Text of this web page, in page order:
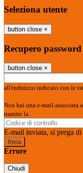
Seleziona utente
button close ×
Recupero password
button close ×
all'indirizzo indicato con le
Non hai una e-mail associata
tramite la
E-mail inviata, si prega
Errore
Chiudi